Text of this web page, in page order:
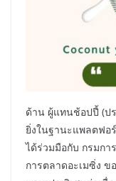
ด้าน ผู้แทนช้อปปี้ (ป
ยิ่งในฐานะแพลตฟอ
ได้ร่วมมือกับ กรมก
การตลาดอะเมซิ่ง ข